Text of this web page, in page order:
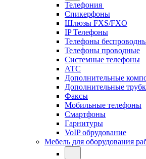
Телефония
Спикерфоны
Шлюзы FXS/FXO
IP Телефоны
Телефоны
Телефоны проводные
Системные телефоны
АТС
Дополнительные
Дополнительные
Факсы
Мобильные телефоны
Смартфоны
Гарнитуры
VoIP обрудование
Мебель для оборудования